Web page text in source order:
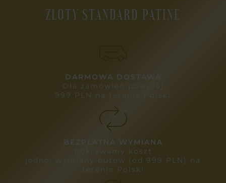
ZŁOTY STANDARD PATINE
DARMOWA DOSTAWA
Dla zamówień powyżej
999 PLN na terenie Polski
BEZPŁATNA WYMIANA
Pokrywamy koszt
jednej wymiany butów (od 999 PLN) na
terenie Polski